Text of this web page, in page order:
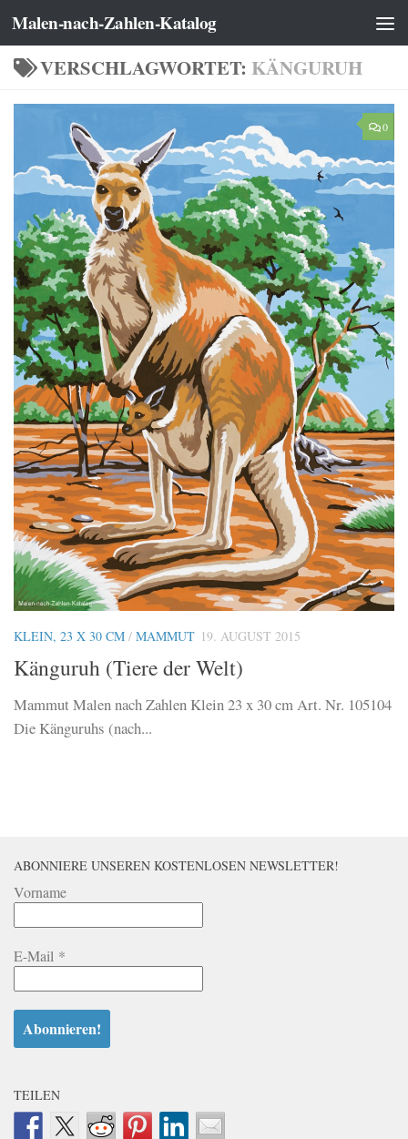
Zum Inhalt springen
Malen-nach-Zahlen-Katalog
VERSCHLAGWORTET: KÄNGURUH
0
KLEIN, 23 X 30 CM / MAMMUT 19. AUGUST 2015
Känguruh (Tiere der Welt)
Mammut Malen nach Zahlen Klein 23 x 30 cm Art. Nr. 105104
Die Känguruhs (nach...
ABONNIERE UNSEREN KOSTENLOSEN NEWSLETTER!
Vorname
E-Mail *
TEILEN